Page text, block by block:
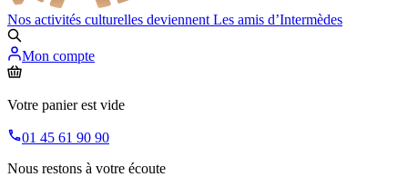
Nos activités culturelles deviennent Les amis d’Intermèdes
Mon compte
Votre panier est vide
01 45 61 90 90
Nous restons à votre écoute